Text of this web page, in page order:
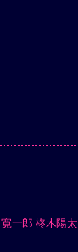
寛一郎 柊木陽太